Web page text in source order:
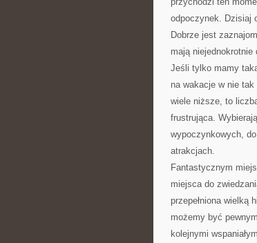
odpoczynek. Dzisiaj
Dobrze jest
mają
Jeśli tylko mamy
na wakacje w nie
wiele niższe, to
frustrująca.
wypoczynkowych,
atrakcjach.
Fantastycznym
miejsca do
przepełniona wielką
możemy być
kolejnymi